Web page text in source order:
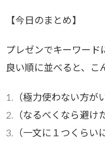
【今日のまとめ】
プレゼンでキーワード
良い順に並べると、こ
1.（極力使わない方が
2.（なるべくなら避け
3.（一文に１つくらい